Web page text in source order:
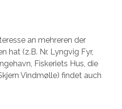
an mehreren der
hat (z.B. Nr. Lyngvig Fyr,
Fiskeriets Hus, die
Vindmølle) findet auch